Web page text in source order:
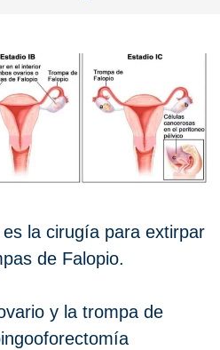
la cirugía para extirpar
de Falopio.
y la trompa de